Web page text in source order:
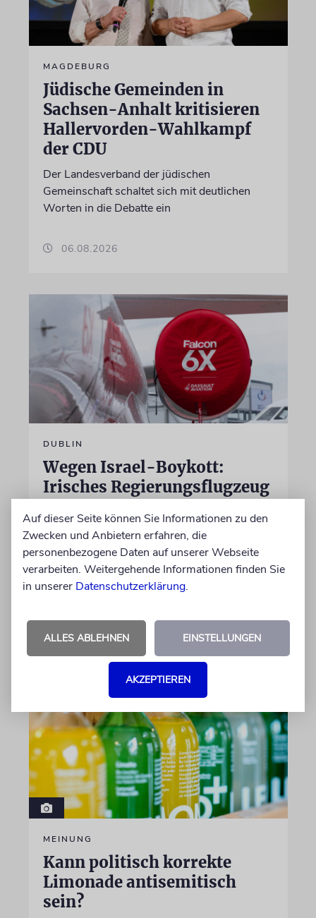
MAGDEBURG
Jüdische Gemeinden in
Sachsen-Anhalt kritisieren
Hallervorden-Wahlkampf
der CDU
Der Landesverband der jüdischen
Gemeinschaft schaltet sich mit deutlichen
Worten in die Debatte ein
06.08.2026
DUBLIN
Wegen Israel-Boykott:
Irisches Regierungsflugzeug
landen
Beim Kauf der Maschine wurde bewusst auf
das System »FalconEye« verzichtet, weil der
israelische Rüstungskonzern Elbit Systems an
06.08.2026
MEINUNG
Kann politisch korrekte
Limonade antisemitisch
sein?
Auf dieser Seite können Sie Informationen zu den
Zwecken und Anbietern erfahren, die
personenbezogene Daten auf unserer Webseite
verarbeiten. Weitergehende Informationen finden Sie
in unserer Datenschutzerklärung.
ALLES ABLEHNEN EINSTELLUNGEN
AKZEPTIEREN